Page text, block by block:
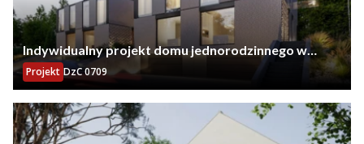
Indywidualny projekt domu jednorodzinnego w
zabudowie bliźniaczej w Gdańsku
Projekt DzC 0709